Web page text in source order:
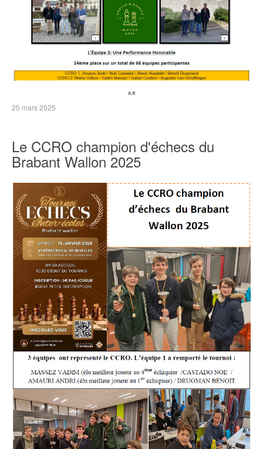
25 mars 2025
Le CCRO champion d'échecs du
Brabant Wallon 2025